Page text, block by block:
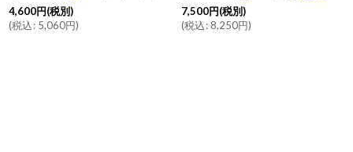
4,600円(税別)
(税込: 5,060円)
7,500円(税別)
(税込: 8,250円)